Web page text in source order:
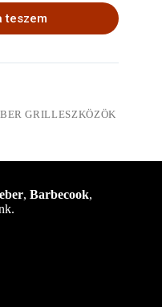
teszem
GRILLESZKÖZÖK
, Barbecook,